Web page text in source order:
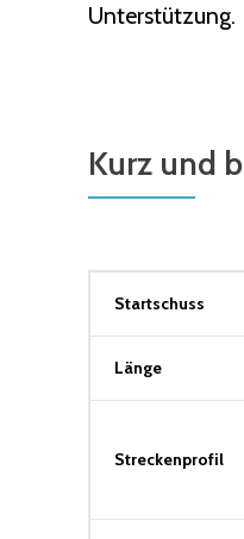
Unterstützung.
Kurz und
Startschuss
Länge
Streckenprofil